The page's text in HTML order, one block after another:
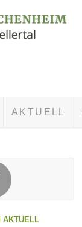
AKTUELL
AKTUELL